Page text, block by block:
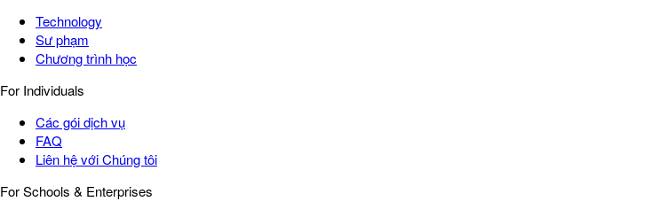
Technology
Sư phạm
Chương trình học
For Individuals
Các gói dịch vụ
FAQ
Liên hệ với Chúng tôi
For Schools & Enterprises